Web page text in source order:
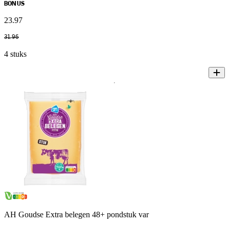
BONUS
23.97
31.96
4 stuks
AH Goudse Extra belegen 48+ pondstuk var